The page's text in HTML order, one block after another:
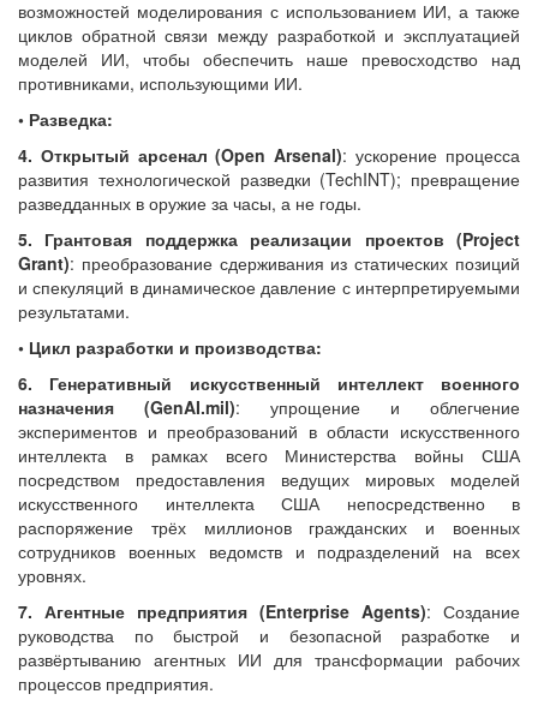
возможностей моделирования с использованием ИИ, а также
циклов обратной связи между разработкой и эксплуатацией
моделей ИИ, чтобы обеспечить наше превосходство над
противниками, использующими ИИ.
• Разведка:
4. Открытый арсенал (Open Arsenal): ускорение процесса
развития технологической разведки (TechINT); превращение
разведданных в оружие за часы, а не годы.
5. Грантовая поддержка реализации проектов (Project
Grant): преобразование сдерживания из статических позиций
и спекуляций в динамическое давление с интерпретируемыми
результатами.
• Цикл разработки и производства:
6. Генеративный искусственный интеллект военного
назначения (GenAI.mil): упрощение и облегчение
экспериментов и преобразований в области искусственного
интеллекта в рамках всего Министерства войны США
посредством предоставления ведущих мировых моделей
искусственного интеллекта США непосредственно в
распоряжение трёх миллионов гражданских и военных
сотрудников военных ведомств и подразделений на всех
уровнях.
7. Агентные предприятия (Enterprise Agents): Создание
руководства по быстрой и безопасной разработке и
развёртыванию агентных ИИ для трансформации рабочих
процессов предприятия.